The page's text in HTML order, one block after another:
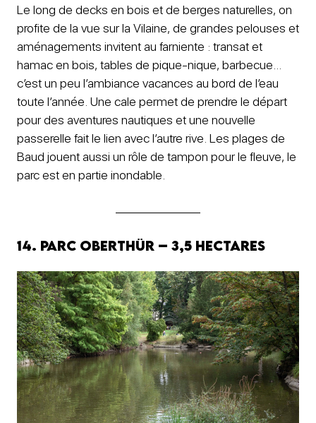
Le long de decks en bois et de berges naturelles, on
profite de la vue sur la Vilaine, de grandes pelouses et
aménagements invitent au farniente : transat et
hamac en bois, tables de pique-nique, barbecue…
c’est un peu l’ambiance vacances au bord de l’eau
toute l’année. Une cale permet de prendre le départ
pour des aventures nautiques et une nouvelle
passerelle fait le lien avec l’autre rive. Les plages de
Baud jouent aussi un rôle de tampon pour le fleuve, le
parc est en partie inondable.
14. Parc Oberthür – 3,5 hectares